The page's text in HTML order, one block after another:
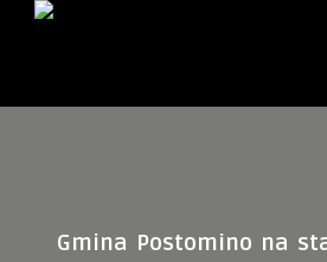
Gmina Postomino na